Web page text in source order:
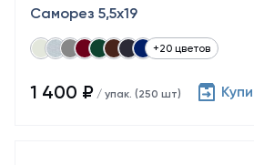
Саморез 5,5x19
+20 цветов
1 400 ₽ / упак. (250 шт)